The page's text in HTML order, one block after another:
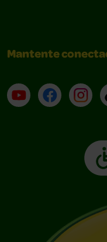
Mantente
YouTube (en
Facebook